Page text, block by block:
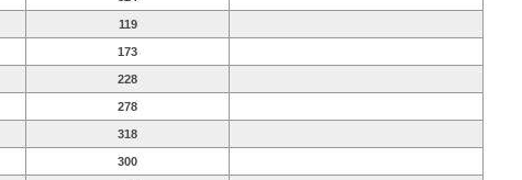
119
173
228
278
318
300